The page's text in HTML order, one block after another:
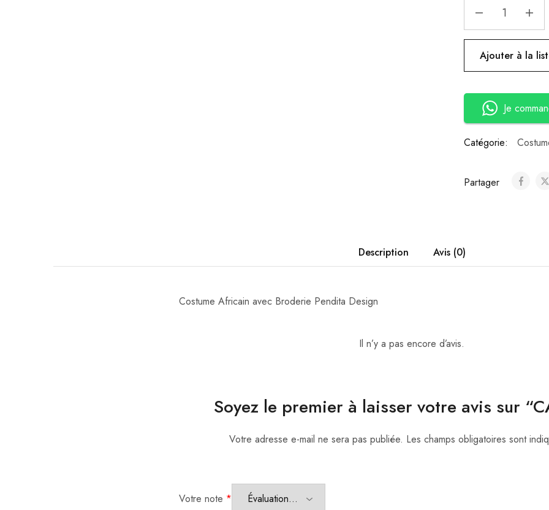
Ajouter à la
Je
Catégorie:
Partager
Description Avis (0)
Costume Africain avec Broderie Pendita Design
Il n’y a pas encore d’avis.
Soyez le premier à laisser votre avis sur
Votre adresse e-mail ne sera pas publiée. Les champs obligatoires sont
Votre note *